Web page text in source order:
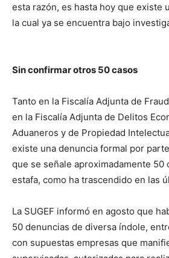
esta razón, es hasta hoy que existe
la cual ya se encuentra bajo
Sin confirmar otros 50 casos
Tanto en la Fiscalía Adjunta de
en la Fiscalía Adjunta de Delitos
Aduaneros y de Propiedad
existe una denuncia formal por
que se señale aproximadamente 50
estafa, como ha trascendido en las
La SUGEF informó en agosto que
50 denuncias de diversa índole,
con supuestas empresas que